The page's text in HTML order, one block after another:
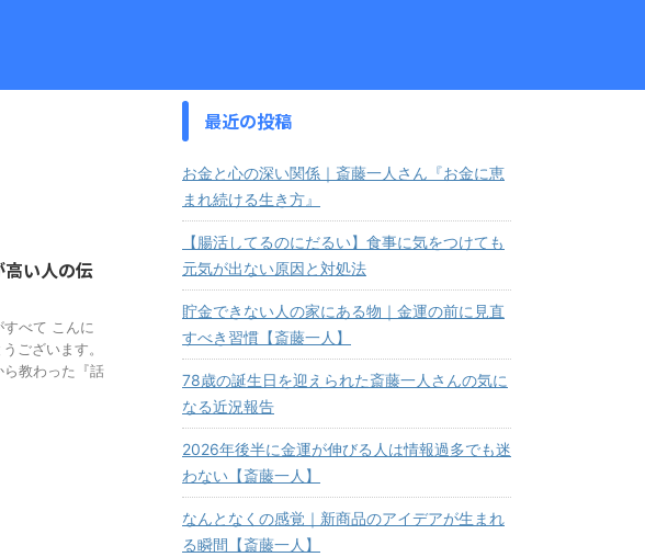
い人の伝
べて こんに
ございます。
教わった『話
最近の投稿
お金と心の深い関係｜斎藤一人さん『お金に恵
まれ続ける生き方』
【腸活してるのにだるい】食事に気をつけても
元気が出ない原因と対処法
貯金できない人の家にある物｜金運の前に見直
すべき習慣【斎藤一人】
78歳の誕生日を迎えられた斎藤一人さんの気に
なる近況報告
2026年後半に金運が伸びる人は情報過多でも迷
わない【斎藤一人】
なんとなくの感覚｜新商品のアイデアが生まれ
る瞬間【斎藤一人】